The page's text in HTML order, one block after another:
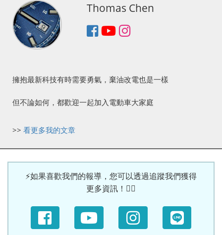
Thomas Chen
擁抱最新科技有時需要勇氣，棄油改電也是一樣
但不論如何，都歡迎一起加入電動車大家庭
>> 看更多我的文章
⚡如果喜歡我們的報導，您可以透過追蹤我們獲得
更多資訊！🙆‍♀